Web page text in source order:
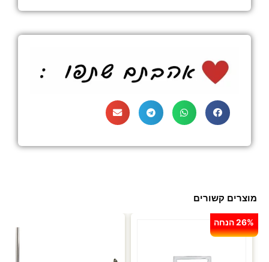
מוצרים קשורים
26% הנחה